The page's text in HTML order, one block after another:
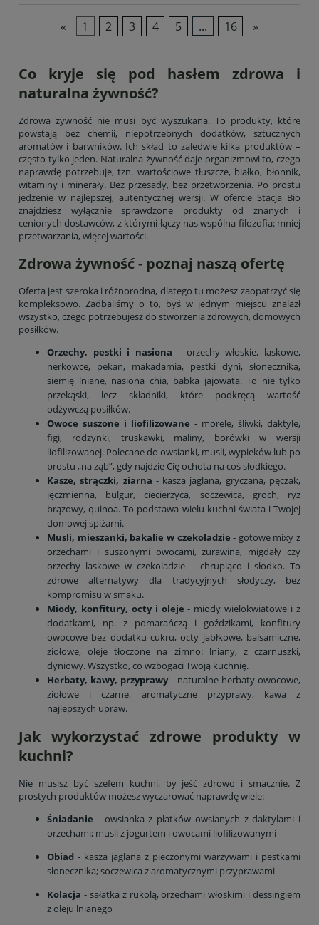
« 1 2 3 4 5 ... 16 »
Co kryje się pod hasłem zdrowa i
naturalna żywność?
Zdrowa żywność nie musi być wyszukana. To produkty, które
powstają bez chemii, niepotrzebnych dodatków, sztucznych
aromatów i barwników. Ich skład to zaledwie kilka produktów –
często tylko jeden. Naturalna żywność daje organizmowi to, czego
naprawdę potrzebuje, tzn. wartościowe tłuszcze, białko, błonnik,
witaminy i minerały. Bez przesady, bez przetworzenia. Po prostu
jedzenie w najlepszej, autentycznej wersji. W ofercie Stacja Bio
znajdziesz wyłącznie sprawdzone produkty od znanych i
cenionych dostawców, z którymi łączy nas wspólna filozofia: mniej
przetwarzania, więcej wartości.
Zdrowa żywność - poznaj naszą ofertę
Oferta jest szeroka i różnorodna, dlatego tu możesz zaopatrzyć się
kompleksowo. Zadbaliśmy o to, byś w jednym miejscu znalazł
wszystko, czego potrzebujesz do stworzenia zdrowych, domowych
posiłków.
Orzechy, pestki i nasiona - orzechy włoskie, laskowe,
nerkowce, pekan, makadamia, pestki dyni, słonecznika,
siemię lniane, nasiona chia, babka jajowata. To nie tylko
przekąski, lecz składniki, które podkręcą wartość
odżywczą posiłków.
Owoce suszone i liofilizowane - morele, śliwki, daktyle,
figi, rodzynki, truskawki, maliny, borówki w wersji
liofilizowanej. Polecane do owsianki, musli, wypieków lub po
prostu „na ząb”, gdy najdzie Cię ochota na coś słodkiego.
Kasze, strączki, ziarna - kasza jaglana, gryczana, pęczak,
jęczmienna, bulgur, ciecierzyca, soczewica, groch, ryż
brązowy, quinoa. To podstawa wielu kuchni świata i Twojej
domowej spiżarni.
Musli, mieszanki, bakalie w czekoladzie - gotowe mixy z
orzechami i suszonymi owocami, żurawina, migdały czy
orzechy laskowe w czekoladzie – chrupiąco i słodko. To
zdrowe alternatywy dla tradycyjnych słodyczy, bez
kompromisu w smaku.
Miody, konfitury, octy i oleje - miody wielokwiatowe i z
dodatkami, np. z pomarańczą i goździkami, konfitury
owocowe bez dodatku cukru, octy jabłkowe, balsamiczne,
ziołowe, oleje tłoczone na zimno: lniany, z czarnuszki,
dyniowy. Wszystko, co wzbogaci Twoją kuchnię.
Herbaty, kawy, przyprawy - naturalne herbaty owocowe,
ziołowe i czarne, aromatyczne przyprawy, kawa z
najlepszych upraw.
Jak wykorzystać zdrowe produkty w
kuchni?
Nie musisz być szefem kuchni, by jeść zdrowo i smacznie. Z
prostych produktów możesz wyczarować naprawdę wiele:
Śniadanie - owsianka z płatków owsianych z daktylami i
orzechami; musli z jogurtem i owocami liofilizowanymi
Obiad - kasza jaglana z pieczonymi warzywami i pestkami
słonecznika; soczewica z aromatycznymi przyprawami
Kolacja - sałatka z rukolą, orzechami włoskimi i dessingiem
z oleju lnianego